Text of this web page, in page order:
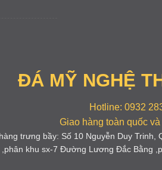
ĐÁ MỸ NGHỆ
Hotline: 0932
Giao hàng toàn quốc
trưng bầy: Số 10 Nguyễn Duy Trinh,
khu sx-7 Đường Lương Đắc Bằng